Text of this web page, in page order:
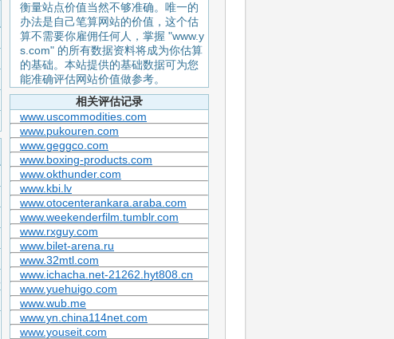
衡量站点价值当然不够准确。唯一的
办法是自己笔算网站的价值，这个估
算不需要你雇佣任何人，掌握 "www.y
s.com" 的所有数据资料将成为你估算
的基础。本站提供的基础数据可为您
能准确评估网站价值做参考。
相关评估记录
www.uscommodities.com
www.pukouren.com
www.geggco.com
www.boxing-products.com
www.okthunder.com
www.kbi.lv
www.otocenterankara.araba.com
www.weekenderfilm.tumblr.com
www.rxguy.com
www.bilet-arena.ru
www.32mtl.com
www.ichacha.net-21262.hyt808.cn
www.yuehuigo.com
www.wub.me
www.yn.china114net.com
www.youseit.com